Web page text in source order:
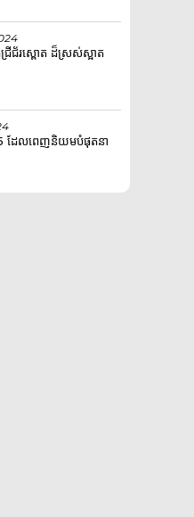
រីជ័រស្ពោត ដ៏ស្រស់ស្អាត
ដែលពេញនិយមបំផុតនា